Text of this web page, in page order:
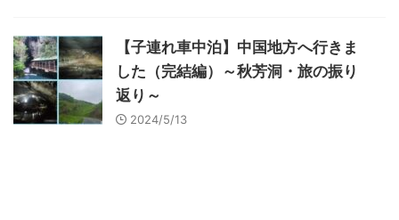
【子連れ車中泊】中国地方へ行きま
した（完結編）～秋芳洞・旅の振り
返り～
2024/5/13